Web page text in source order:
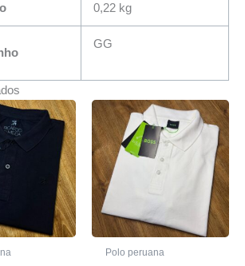
0,22 kg
GG
Polo peruana